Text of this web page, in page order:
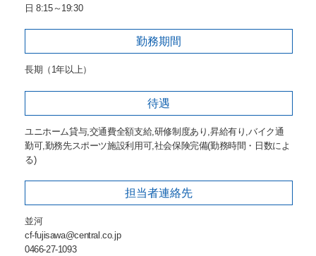
日 8:15～19:30
勤務期間
長期（1年以上）
待遇
ユニホーム貸与,交通費全額支給,研修制度あり,昇給有り,バイク通
勤可,勤務先スポーツ施設利用可,社会保険完備(勤務時間・日数によ
る)
担当者連絡先
並河
cf-fujisawa@central.co.jp
0466-27-1093